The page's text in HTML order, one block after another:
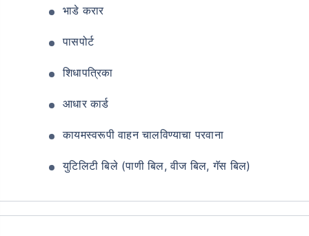
भाडे करार
पासपोर्ट
शिधापत्रिका
आधार कार्ड
कायमस्वरूपी वाहन चालविण्याचा परवाना
युटिलिटी बिले (पाणी बिल, वीज बिल, गॅस बिल)